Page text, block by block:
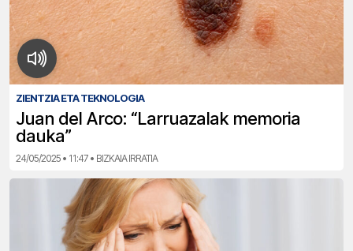
ZIENTZIA ETA TEKNOLOGIA
Juan del Arco: “Larruazalak memoria
dauka”
24/05/2025 • 11:47 • BIZKAIA IRRATIA